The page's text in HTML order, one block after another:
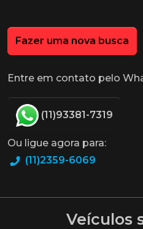
Fazer uma nova busca
Entre em contato pelo
(11)93381-7319
Ou ligue agora para:
(11)2359-6069
Veículos